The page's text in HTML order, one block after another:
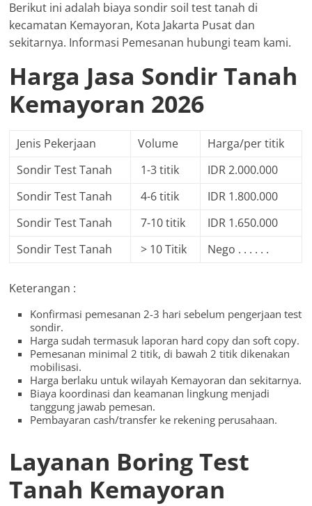
Berikut ini adalah biaya sondir soil test tanah di
kecamatan Kemayoran, Kota Jakarta Pusat dan
sekitarnya. Informasi Pemesanan hubungi team kami.
Harga Jasa Sondir Tanah
Kemayoran 2026
Jenis Pekerjaan Volume
Harga/per titik
Sondir Test Tanah
1-3 titik
IDR 2.000.000
Sondir Test Tanah
4-6 titik
IDR 1.800.000
Sondir Test Tanah
7-10 titik
IDR 1.650.000
Sondir Test Tanah
> 10 Titik Nego . . . . . .
Keterangan :
Konfirmasi pemesanan 2-3 hari sebelum pengerjaan test
sondir.
Harga sudah termasuk laporan hard copy dan soft copy.
Pemesanan minimal 2 titik, di bawah 2 titik dikenakan
mobilisasi.
Harga berlaku untuk wilayah Kemayoran dan sekitarnya.
Biaya koordinasi dan keamanan lingkung menjadi
tanggung jawab pemesan.
Pembayaran cash/transfer ke rekening perusahaan.
Layanan Boring Test
Tanah Kemayoran